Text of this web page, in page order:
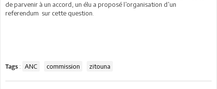
de parvenir à un accord, un élu a proposé l’organisation d’un
referendum sur cette question.
Tags : ANC commission zitouna